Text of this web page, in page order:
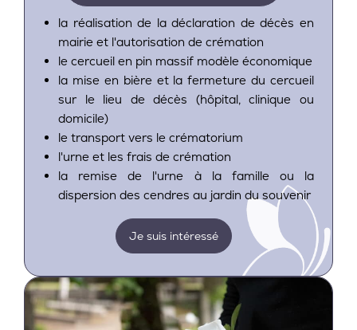
la réalisation de la déclaration de décès en
mairie et l'autorisation de crémation
le cercueil en pin massif modèle économique
la mise en bière et la fermeture du cercueil
sur le lieu de décès (hôpital, clinique ou
domicile)
le transport vers le crématorium
l'urne et les frais de crémation
la remise de l'urne à la famille ou la
dispersion des cendres au jardin du souvenir
Je suis intéressé